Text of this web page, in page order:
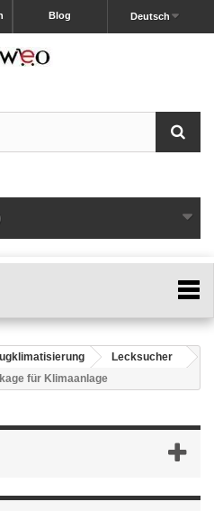
Deutsch
Blog
Lecksucher
für Klimaanlage